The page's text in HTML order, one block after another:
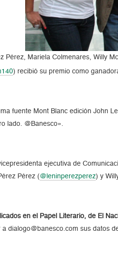
Pérez, Mariela Colmenares, Willy
) recibió su premio como
fuente Mont Blanc edición John
lado. @Banesco».
ejecutiva de
Pérez (@leninperezperez) y
en el Papel Literario, de El
dialogo@banesco.com sus datos